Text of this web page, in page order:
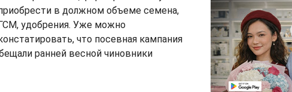
в должном объеме семена,
удобрения. Уже можно
что посевная кампания
ранней весной чиновники